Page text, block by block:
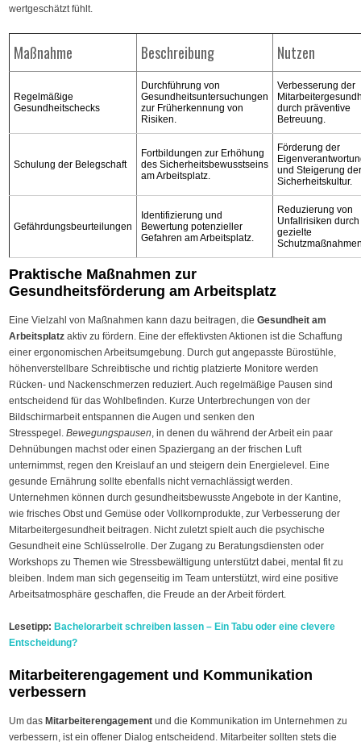
wertgeschätzt fühlt.
Maßnahme Beschreibung Nutzen
Regelmäßige
Gesundheitschecks
Durchführung von
Gesundheitsuntersuchungen
zur Früherkennung von
Risiken.
Verbesserung der
durch präventive
Betreuung.
Schulung der Belegschaft
Fortbildungen zur Erhöhung
des Sicherheitsbewusstseins
am Arbeitsplatz.
Förderung der
und Steigerung
Sicherheitskultur.
Gefährdungsbeurteilungen
Identifizierung und
Bewertung potenzieller
Gefahren am Arbeitsplatz.
Reduzierung von
Unfallrisiken durch
gezielte
Praktische Maßnahmen zur
Gesundheitsförderung am Arbeitsplatz
Eine Vielzahl von Maßnahmen kann dazu beitragen, dieGesundheit am
Arbeitsplatz aktiv zu fördern. Eine der effektivsten Aktionen ist die Schaffung
einer ergonomischen Arbeitsumgebung. Durch gut angepasste Bürostühle,
höhenverstellbare Schreibtische und richtig platzierte Monitore werden
Rücken- und Nackenschmerzen reduziert. Auch regelmäßige Pausen sind
entscheidend für das Wohlbefinden. Kurze Unterbrechungen von der
Bildschirmarbeit entspannen die Augen und senken den
Stresspegel.Bewegungspausen, in denen du während der Arbeit ein paar
Dehnübungen machst oder einen Spaziergang an der frischen Luft
unternimmst, regen den Kreislauf an und steigern dein Energielevel. Eine
gesunde Ernährung sollte ebenfalls nicht vernachlässigt werden.
Unternehmen können durch gesundheitsbewusste Angebote in der Kantine,
wie frisches Obst und Gemüse oder Vollkornprodukte, zur Verbesserung der
Mitarbeitergesundheit beitragen. Nicht zuletzt spielt auch die psychische
Gesundheit eine Schlüsselrolle. Der Zugang zu Beratungsdiensten oder
Workshops zu Themen wie Stressbewältigung unterstützt dabei, mental fit zu
bleiben. Indem man sich gegenseitig im Team unterstützt, wird eine positive
Arbeitsatmosphäre geschaffen, die Freude an der Arbeit fördert.
Lesetipp: Bachelorarbeit schreiben lassen – Ein Tabu oder eine clevere
Entscheidung?
Mitarbeiterengagement und Kommunikation
verbessern
Um das Mitarbeiterengagement und die Kommunikation im Unternehmen zu
verbessern, ist ein offener Dialog entscheidend. Mitarbeiter sollten stets die